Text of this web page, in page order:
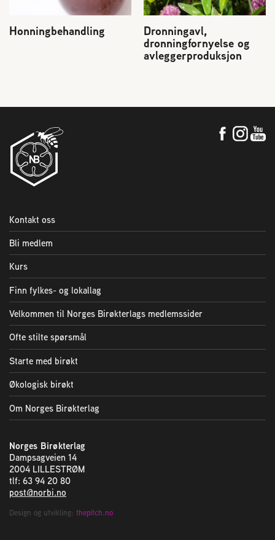
Honningbehandling Dronningavl,
dronningfornyelse og
avleggerproduksjon
Kontakt oss
Bli medlem
Kurs
Finn fylkes- og lokallag
Velkommen til Norges Birøkterlags medlemssider
Ofte stilte spørsmål
Starte med birøkt
Økologisk birøkt
Om Norges Birøkterlag
Norges Birøkterlag
Dampsagveien 14
2004 LILLESTRØM
tlf: 63 94 20 80
post@norbi.no
Design og utvikling: thepitch.no